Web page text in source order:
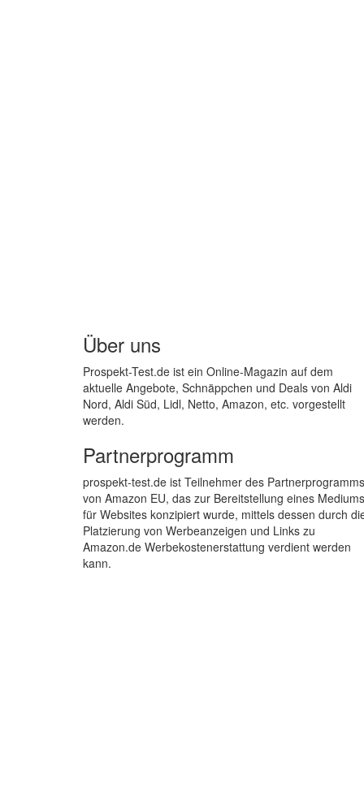
Über uns
Prospekt-Test.de ist ein Online-Magazin auf dem
aktuelle Angebote, Schnäppchen und Deals von Aldi
Nord, Aldi Süd, Lidl, Netto, Amazon, etc. vorgestellt
werden.
Partnerprogramm
prospekt-test.de ist Teilnehmer des Partnerprogramms
von Amazon EU, das zur Bereitstellung eines Mediums
für Websites konzipiert wurde, mittels dessen durch
Platzierung von Werbeanzeigen und Links zu
Amazon.de Werbekostenerstattung verdient werden
kann.